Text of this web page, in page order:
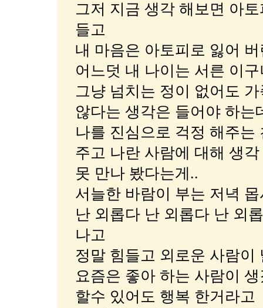
그저 지금 생각 해보면 아
들고
내 마음은 아토피로 잃어
어느덧 내 나이는 서른 이구
그냥 넘치는 정이 없어도
않다는 생각은 들어야 하는
나를 진심으로 걱정 해주
주고 나란 사람에 대해 생
못 만나 봤다는게..
서늘한 바람이 부는 저녁
난 외롭다 난 외롭다 난 외
나고
정말 힘들고 외로운 사람이
요즘은 좋아 하는 사람이
할수 있어도 행복 한거라고